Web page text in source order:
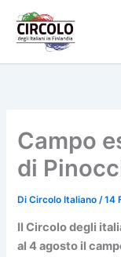
contenuto
Campo
di
DiCircolo Italiano /14
Il Circolo degli
al 4 agosto il